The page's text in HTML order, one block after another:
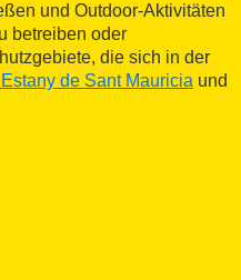
und Outdoor-Aktivitäten
betreiben oder
die sich in der
de Sant Mauricia und